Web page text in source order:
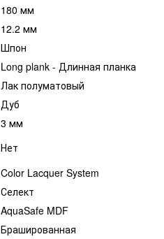
180 мм
12.2 мм
Шпон
Long plank - Длинная планка
Лак полуматовый
Дуб
3 мм
Нет
Color Lacquer System
Селект
AquaSafe MDF
Брашированная